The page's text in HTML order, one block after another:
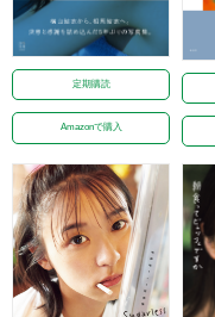
定期購読
Amazonで購入